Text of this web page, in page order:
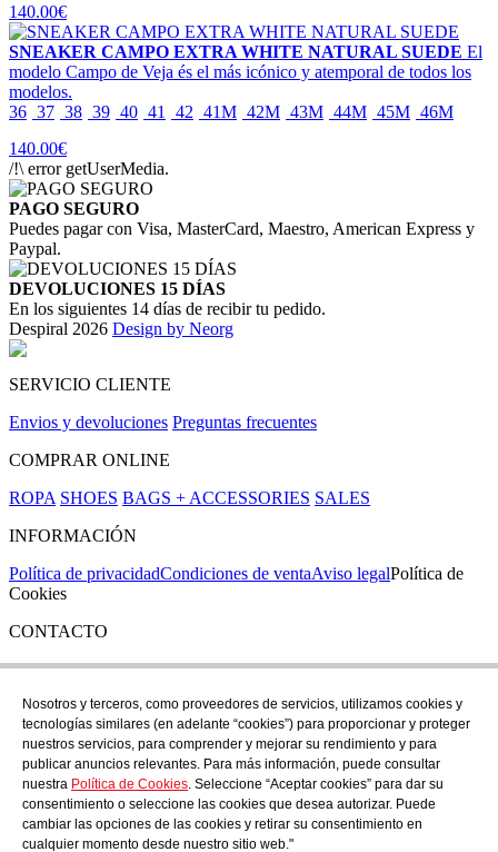
140.00€
SNEAKER CAMPO EXTRA WHITE NATURAL SUEDE El
modelo Campo de Veja és el más icónico y atemporal de todos los
modelos.
36 37 38 39 40 41 42 41M 42M 43M 44M 45M 46M
140.00€
/!\ error getUserMedia.
PAGO SEGURO
Puedes pagar con Visa, MasterCard, Maestro, American Express y
Paypal.
DEVOLUCIONES 15 DÍAS
En los siguientes 14 días de recibir tu pedido.
Despiral 2026 Design by Neorg
SERVICIO CLIENTE
Envios y devoluciones Preguntas frecuentes
COMPRAR ONLINE
ROPA SHOES BAGS + ACCESSORIES SALES
INFORMACIÓN
Política de privacidadCondiciones de ventaAviso legalPolítica de
Cookies
CONTACTO
Si tienes cualquier duda puedes contactar con nosotros en nuestra
TEL: +34 972 21 30 04
EMAIL: despiral@despiral.com
SÍGUENOS EN
Instagram
Nosotros y terceros, como proveedores de servicios, utilizamos cookies y
tecnologías similares (en adelante “cookies”) para proporcionar y proteger
nuestros servicios, para comprender y mejorar su rendimiento y para
publicar anuncios relevantes. Para más información, puede consultar
nuestra Política de Cookies. Seleccione “Aceptar cookies” para dar su
consentimiento o seleccione las cookies que desea autorizar. Puede
cambiar las opciones de las cookies y retirar su consentimiento en
cualquier momento desde nuestro sitio web."